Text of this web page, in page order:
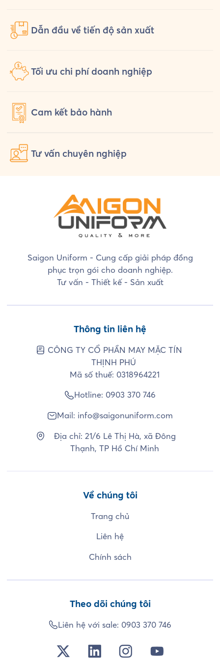
Dẫn đầu về tiến độ sản xuất
Tối ưu chi phí doanh nghiệp
Cam kết bảo hành
Tư vấn chuyên nghiệp
Saigon Uniform - Cung cấp giải pháp đồng
phục trọn gói cho doanh nghiệp.
Tư vấn - Thiết kế - Sản xuất
Thông tin liên hệ
CÔNG TY CỔ PHẦN MAY MẶC TÍN
THỊNH PHÚ
Mã số thuế: 0318964221
Hotline: 0903 370 746
Mail: info@saigonuniform.com
Địa chỉ: 21/6 Lê Thị Hà, xã Đông
Thạnh, TP Hồ Chí Minh
Về chúng tôi
Trang chủ
Liên hệ
Chính sách
Theo dõi chúng tôi
Liên hệ với sale: 0903 370 746